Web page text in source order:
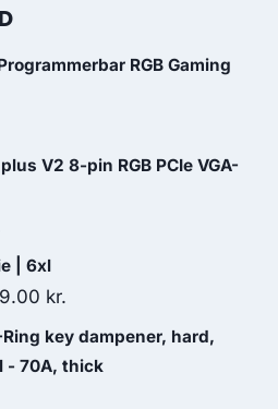
RGB Gaming
kr..
V2 8-pin RGB PCIe VGA-
price
is:
| 6xl
kr..
kr.
price
is:
key dampener, hard,
- 70A, thick